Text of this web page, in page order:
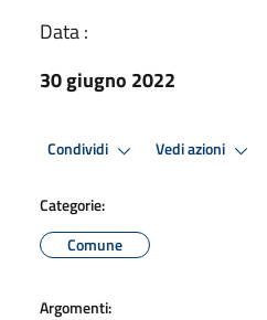
Data :
30 giugno 2022
Condividi Vedi azioni
Categorie:
Comune
Argomenti: